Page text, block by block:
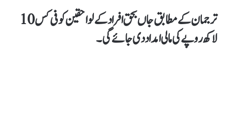
ترجمان کے مطابق جاں بحق افراد کے لواحقین کو فی کس 10
لاکھ روپے کی مالی امداد دی جائے گی۔